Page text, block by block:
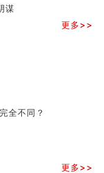
的缘分？
缘结婚？
中門風水解方？
谋
更多>>
完全不同？
更多>>